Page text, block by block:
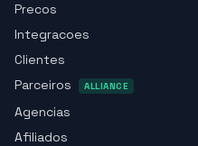
Precos
Integracoes
Clientes
Parceiros
ALLIANCE
Agencias
Afiliados